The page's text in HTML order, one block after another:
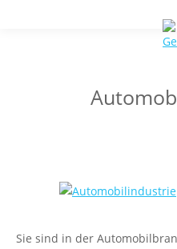
Sie sind in der